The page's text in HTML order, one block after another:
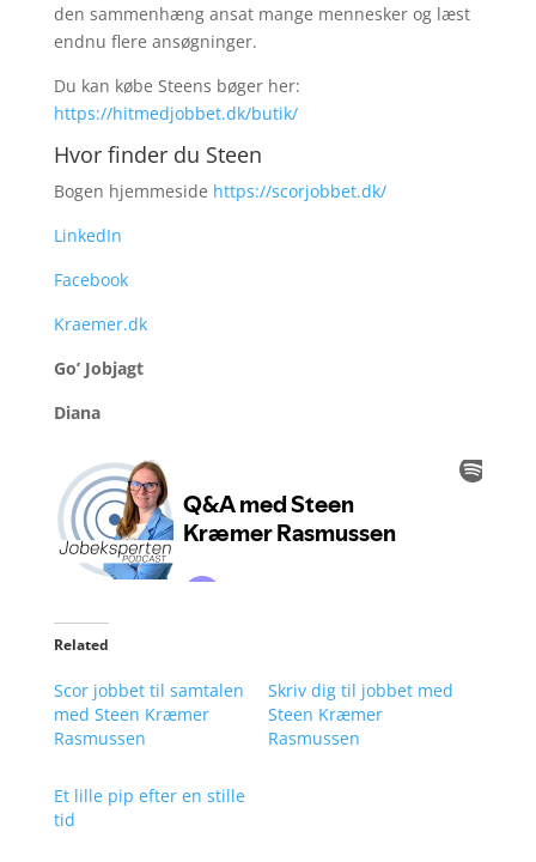
den sammenhæng ansat mange mennesker og læst
endnu flere ansøgninger.
Du kan købe Steens bøger her:
https://hitmedjobbet.dk/butik/
Hvor finder du Steen
Bogen hjemmeside https://scorjobbet.dk/
LinkedIn
Facebook
Kraemer.dk
Go’ Jobjagt
Diana
Related
Scor jobbet til samtalen
med Steen Kræmer
Rasmussen
Skriv dig til jobbet med
Steen Kræmer
Rasmussen
Et lille pip efter en stille
tid